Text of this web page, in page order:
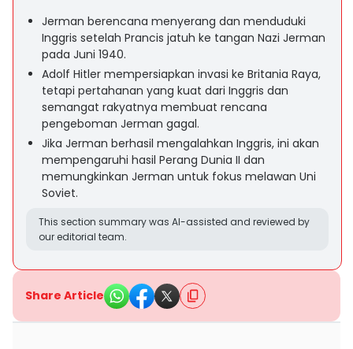
Jerman berencana menyerang dan menduduki
Inggris setelah Prancis jatuh ke tangan Nazi Jerman
pada Juni 1940.
Adolf Hitler mempersiapkan invasi ke Britania Raya,
tetapi pertahanan yang kuat dari Inggris dan
semangat rakyatnya membuat rencana
pengeboman Jerman gagal.
Jika Jerman berhasil mengalahkan Inggris, ini akan
mempengaruhi hasil Perang Dunia II dan
memungkinkan Jerman untuk fokus melawan Uni
Soviet.
This section summary was AI-assisted and reviewed by
our editorial team.
Share Article